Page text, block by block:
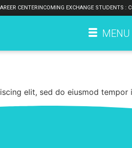
CENTERINCOMING EXCHANGE STUDENTS :
MENU
elit, sed do eiusmod